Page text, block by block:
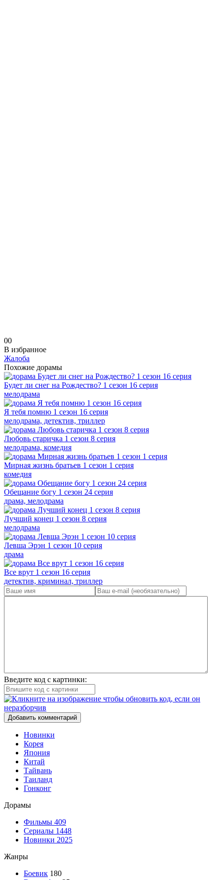
00
В избранное
Жалоба
Похожие дорамы
Будет ли снег на Рождество? 1 сезон 16 серия
мелодрама
Я тебя помню 1 сезон 16 серия
мелодрама, детектив, триллер
Любовь старичка 1 сезон 8 серия
мелодрама, комедия
Мирная жизнь братьев 1 сезон 1 серия
комедия
Обещание богу 1 сезон 24 серия
драма, мелодрама
Лучший конец 1 сезон 8 серия
мелодрама
Левша Эрэн 1 сезон 10 серия
драма
Все врут 1 сезон 16 серия
детектив, криминал, триллер
Введите код с картинки:
Добавить комментарий
Новинки
Корея
Япония
Китай
Тайвань
Таиланд
Гонконг
Дорамы
Фильмы 409
Сериалы 1448
Новинки 2025
Жанры
Боевик 180